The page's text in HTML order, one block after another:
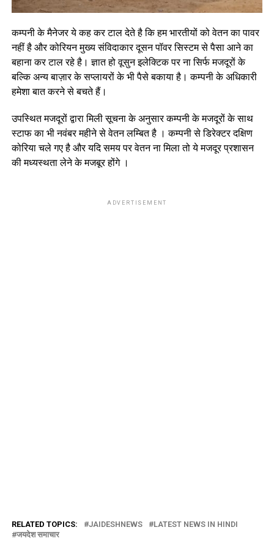
कम्पनी के मैनेजर ये कह कर टाल देते है कि हम भारतीयों को वेतन का पावर
नहीं है और कोरियन मुख्य संविदाकार दूसन पॉवर सिस्टम से पैसा आने का
बहाना कर टाल रहे है। ज्ञात हो वूसुन इलेक्टिक पर ना सिर्फ मजदूरों के
बल्कि अन्य बाज़ार के सप्लायरों के भी पैसे बकाया है। कम्पनी के अधिकारी
हमेशा बात करने से बचते हैं।
उपस्थित मजदूरों द्वारा मिली सूचना के अनुसार कम्पनी के मजदूरों के साथ
स्टाफ का भी नवंबर महीने से वेतन लम्बित है । कम्पनी से डिरेक्टर दक्षिण
कोरिया चले गए है और यदि समय पर वेतन ना मिला तो ये मजदूर प्रशासन
की मध्यस्थता लेने के मजबूर होंगे ।
ADVERTISEMENT
RELATED TOPICS: JAIDESHNEWS
LATEST NEWS IN HINDI
जयदेश समाचार